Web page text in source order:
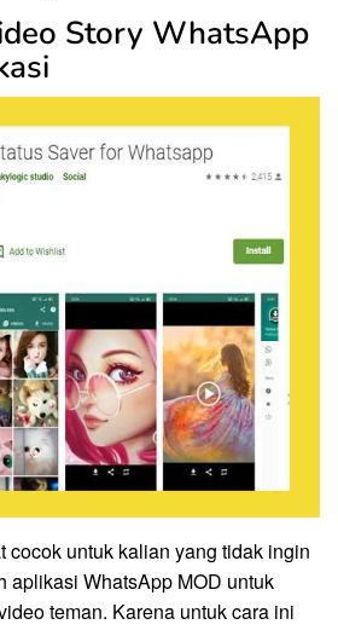
Story WhatsApp
cocok untuk kalian yang tidak ingin
aplikasi WhatsApp MOD untuk
teman. Karena untuk cara ini